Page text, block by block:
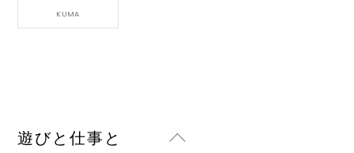
KUMA
Back
遊びと仕事と